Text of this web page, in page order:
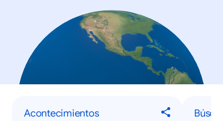
Acontecimientos